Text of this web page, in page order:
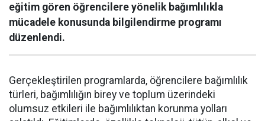
eğitim gören öğrencilere yönelik bağımlılıkla
mücadele konusunda bilgilendirme programı
düzenlendi.
Gerçekleştirilen programlarda, öğrencilere bağımlılık
türleri, bağımlılığın birey ve toplum üzerindeki
olumsuz etkileri ile bağımlılıktan korunma yolları